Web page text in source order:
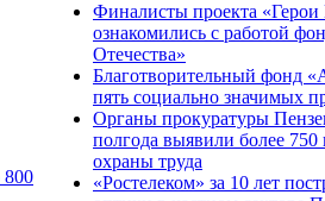
800
Финалисты проекта «Герои
ознакомились с работой
Отечества»
Благотворительный фонд
пять социально значимых
Органы прокуратуры
полгода выявили более
охраны труда
«Ростелеком» за 10 лет